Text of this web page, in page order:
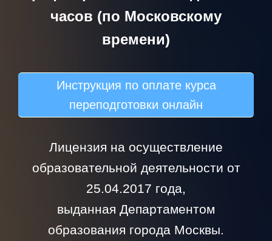
часов (по Московскому
времени)
Инструкция по оплате курса
переподготовки онлайн
Лицензия на осуществление
образовательной деятельности от
25.04.2017 года,
выданная Департаментом
образования города Москвы.